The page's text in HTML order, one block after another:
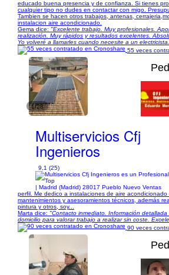
educado buena presencia y de confianza. Si tienes
cualquier tipo no dudes en contactar con migo.
Tambien se hacen otros trabajos, antenas,
instalacion aire acondicionado.
Gema dice: "Excelente trabajo. Muy profesionales.
realización. Muy rápidos y resultados excelentes.
Yo volveré a llamarles cuando necesite a un
55 veces
1/28
Multiservicios Cfj
Ingenieros
9,1 (25)
| Madrid (Madrid) 28017 Pueblo Nuevo Ventas
perfil. Me dedico a instalaciones de aire acondicionado
mantenimientos y asesoramientos técnicos, además
pintura y otros, soy...
Marta dice: "Contacto inmediato. Información
domicilio para valorar trabajo a realizar sin coste.
90 veces